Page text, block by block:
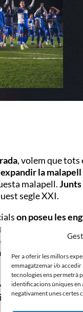
Per a oferir les millors
emmagatzemar i/o
tecnologies ens permetrà
identificacions úniques
negativament unes certes
, volem que tots
la
malapell.
segle XXI.
on poseu les
que encara no
amb el
i 10 packs
mentre que
de forma